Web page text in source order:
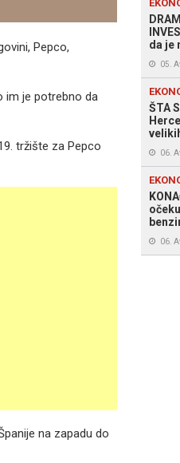
Pepco,
im je potrebno da
tržište za Pepco
na zapadu do
da je
05.
ŠTA
06.
06.